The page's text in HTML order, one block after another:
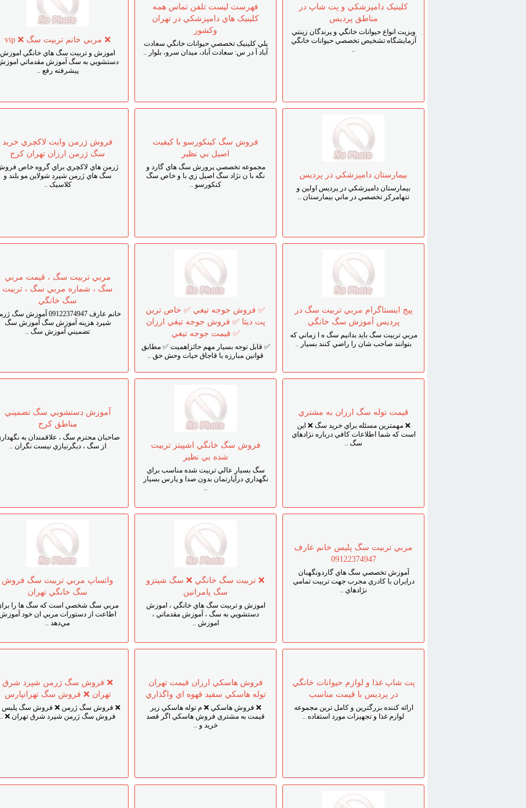
کلينيک دامپزشکي و پت شاپ در
مناطق پرديس
ويزيت انواع حيوانات خانگي و پرندگان زينتي
آزمايشگاه تشخيص تخصصي حيوانات خانگي
..
فهرست ليست تلفن تماس همه
کلينيک هاي دامپزشکي در تهران
وکشور
پلي کلينيک تخصصي حيوانات خانگي سعادت
آباد آ در س: سعادت آباد، ميدان سرو، بلوار ..
❌ مربي خانم تربيت سگ ❌ vip
اموزش و تربيت سگ هاي خانگي اموزش
دستشويي به سگ آموزش مقدماتي
پيشرفته رفع ..
بيمارستان دامپزشکي در پرديس
بيمارستان دامپزشکي در پرديس اولين و
تنهامرکز تخصصي در ماني بيمارستان ..
فروش سگ کينکورسو با کيفيت
اصيل بي نظير
مجموعه تخصصي پرورش سگ هاي گارد و
نگه با ن نژاد سگ اصيل زي با و خاص سگ
کنکورسو ..
فروش ژرمن وايت لاکچري خريد
سگ ژرمن ارزان تهران کرج
ژرمن هاي لاکچري براي گروه خاص
سگ هاي ژرمن شپرد شولاين مو بلند و
کلاسيک ..
پيج اينستاگرام مربي تربيت سگ در
پرديس آموزش سگ خانگي
مربي تربيت سگ بايد بدانيم سگ ه ا زماني که
بتوانند صاحب شان را راضي کنند بسيار ..
✅ فروش جوجه تيغي ✅ خاص ترين
پت ديتا ✅ فروش جوجه تيغي ارزان
✅ قيمت جوجه تيغي
✅ قابل توجه بسيار مهم حائزاهميت ✅ مطابق
قوانين مبارزه با قاجاق حيات وحش حق ..
مربي تربيت سگ ، قيمت مربي
سگ ، شماره مربي سگ ، تربيت
سگ خانگي
خانم عارف 09122374947 آموزش سگ
شپرد هزينه آموزش سگ آموزش سگ
تضميني آموزش سگ ..
قيمت توله سگ ارزان به مشتري
❌ مهمترين مسئله براي خريد سگ ❌ اين
است که شما اطلاعات کافي درباره نژادهاي
سگ ..
فروش سگ خانگي اشپيتز تربيت
شده بي نظير
سگ بسيار عالي تربيت شده مناسب براي
نگهداري درآپارتمان بدون صدا و پارس بسيار
..
آموزش دستشويي سگ تضميني
مناطق کرج
صاحبان محترم سگ ، علاقمندان به
از سگ ، ديگرنيازي نيست نگران ..
مربي تربيت سگ پليس خانم عارف
09122374947
آموزش تخصصي سگ هاي گاردونگهبان
درايران با کادري مجرب جهت تربيت تمامي
نژادهاي ..
❌ تربيت سگ خانگي ❌ سگ شيتزو
سگ پامرانين
اموزش و تربيت سگ هاي خانگي ، اموزش
دستشويي به سگ ، آموزش مقدماتي ،
اموزش ..
واتساپ مربي تربيت سگ فروش
سگ خانگي تهران
مربي سگ شخصي است که سگ ها را
اطاعت از دستورات مربي ان خود
مي‌دهد ..
پت شاپ غذا و لوازم حيوانات خانگي
در پرديس با قيمت مناسب
ارائه کننده بزرگترين و کامل ترين مجموعه
لوازم غذا و تجهيزات مورد استفاده ..
فروش هاسکي ارزان قيمت تهران
توله هاسکي سفيد قهوه اي واگذاري
❌ فروش هاسکي ❌ م توله هاسکي زير
قيمت به مشتري فروش هاسکي اگر قصد
خريد و ..
❌ فروش سگ ژرمن شپرد شرق
تهران ❌ فروش سگ تهرانپارس
❌ فروش سگ ژرمن ❌ فروش سگ پليس
فروش سگ ژرمن شپرد شرق تهران ❌ ..